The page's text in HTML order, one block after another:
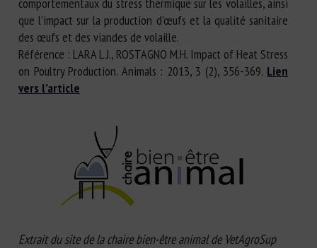
que l’impact sur la production d’œufs et la qualité sanitaire
des œufs et des viandes de volaille.
Référence : LARA L.J., ROSTAGNO M.H. Impact of Heat Stress
on Poultry Production. Animals : 2013, 3 (2), 356-369. Lien
vers l’article
Extrait du site de la chaire bien-être animal de VetAgroSup